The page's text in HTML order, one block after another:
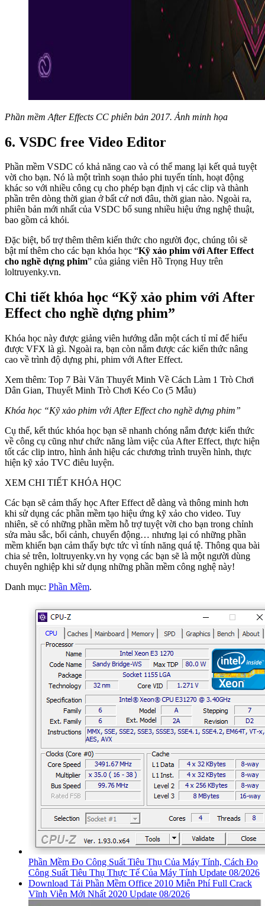
Phần mềm After Effects CC phiên bản 2017. Ảnh minh họa
6. VSDC free Video Editor
Phần mềm VSDC có khả năng cao và có thể mang lại kết quả tuyệt
vời cho bạn. Nó là một trình soạn thảo phi tuyến tính, hoạt động
khác so với nhiều công cụ cho phép bạn định vị các clip và thành
phần trên dòng thời gian ở bất cứ nơi đâu, thời gian nào. Ngoài ra,
phiên bản mới nhất của VSDC bổ sung nhiều hiệu ứng nghệ thuật,
bao gồm cả khói.
Đặc biệt, bổ trợ thêm thêm kiến thức cho người đọc, chúng tôi sẽ
bật mí thêm cho các bạn khóa học “Kỹ xảo phim với After Effect
cho nghề dựng phim” của giảng viên Hồ Trọng Huy trên
loltruyenky.vn.
Chi tiết khóa học “Kỹ xảo phim với After
Effect cho nghề dựng phim”
Khóa học này được giảng viên hướng dẫn một cách tỉ mỉ để hiểu
được VFX là gì. Ngoài ra, bạn còn nắm được các kiến thức nâng
cao về trình độ dựng phi, phim với After Effect.
Xem thêm: Top 7 Bài Văn Thuyết Minh Về Cách Làm 1 Trò Chơi
Dân Gian, Thuyết Minh Trò Chơi Kéo Co (5 Mẫu)
Khóa học “Kỹ xảo phim với After Effect cho nghề dựng phim”
Cụ thể, kết thúc khóa học bạn sẽ nhanh chóng nắm được kiến thức
về công cụ cũng như chức năng làm việc của After Effect, thực hiện
tốt các clip intro, hình ảnh hiệu các chương trình truyền hình, thực
hiện kỹ xảo TVC điêu luyện.
XEM CHI TIẾT KHÓA HỌC
Các bạn sẽ cảm thấy học After Effect dễ dàng và thông minh hơn
khi sử dụng các phần mềm tạo hiệu ứng kỹ xảo cho video. Tuy
nhiên, sẽ có những phần mềm hỗ trợ tuyệt vời cho bạn trong chỉnh
sửa màu sắc, bối cảnh, chuyển động… nhưng lại có những phần
mềm khiến bạn cảm thấy bực tức vì tính năng quá tệ. Thông qua bài
chia sẻ trên, loltruyenky.vn hy vọng các bạn sẽ là một người dùng
chuyên nghiệp khi sử dụng những phần mềm công nghệ này!
Danh mục: Phần Mềm.
Phần Mềm Đo Công Suất Tiêu Thụ Của Máy Tính, Cách Đo
Công Suất Tiêu Thụ Thực Tế Của Máy Tính Update 08/2026
Download Tải Phần Mềm Office 2010 Miễn Phí Full Crack
Vĩnh Viễn Mới Nhất 2020 Update 08/2026